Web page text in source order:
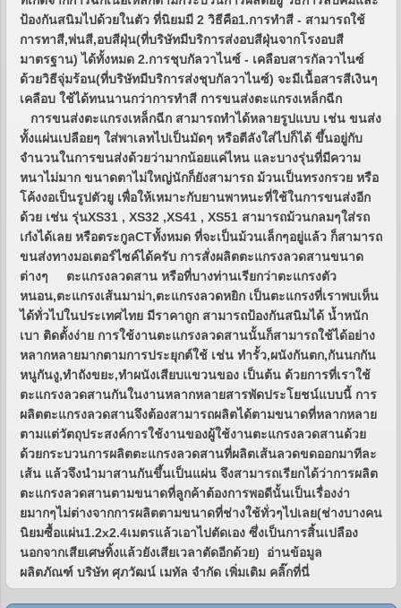
ป้องกันสนิมไปด้วยในตัว ที่นิยมมี 2 วิธีคือ1.การทำสี - สามารถใช้
การทาสี,พ่นสี,อบสีฝุ่น(ที่บริษัทมีบริการส่งอบสีฝุ่นจากโรงอบสี
มาตรฐาน) ได้ทั้งหมด 2.การชุบกัลวาไนซ์ - เคลือบสารกัลวาไนซ์
ด้วยวิธีจุ่มร้อน(ที่บริษัทมีบริการส่งชุบกัลวาไนซ์) จะมีเนื้อสารสีเงินๆ
เคลือบ ใช้ได้ทนนานกว่าการทำสี การขนส่งตะแกรงเหล็กฉีก
การขนส่งตะแกรงเหล็กฉีก สามารถทำได้หลายรูปแบบ เช่น ขนส่ง
ทั้งแผ่นเปลือยๆ ใส่พาเลทไปเป็นมัดๆ หรือตีลังใส่ไปก็ได้ ขึ้นอยู่กับ
จำนวนในการขนส่งด้วยว่ามากน้อยแค่ไหน และบางรุ่นที่มีความ
หนาไม่มาก ขนาดตาไม่ใหญ่นักก็ยังสามารถ ม้วนเป็นทรงกรวย หรือ
โค้งงอเป็นรูปตัวยู เพื่อให้เหมาะกับยานพาหนะที่ใช้ในการขนส่งอีก
ด้วย เช่น รุ่นXS31 , XS32 ,XS41 , XS51 สามารถม้วนกลมๆใส่รถ
เก๋งได้เลย หรือตระกูลCTทั้งหมด ที่จะเป็นม้วนเล็กๆอยู่แล้ว ก็สามารถ
ขนส่งทางมอเตอร์ไซค์ได้ครับ การสั่งผลิตตะแกรงลวดสานขนาด
ต่างๆ ตะแกรงลวดสาน หรือที่บางท่านเรียกว่าตะแกรงตัว
หนอน,ตะแกรงเส้นมาม่า,ตะแกรงลวดหยิก เป็นตะแกรงที่เราพบเห็น
ได้ทั่วไปในประเทศไทย มีราคาถูก สามารถป้องกันสนิมได้ น้ำหนัก
เบา ติดตั้งง่าย การใช้งานตะแกรงลวดสานนั้นก็สามารถใช้ได้อย่าง
หลากหลายมากตามการประยุกต์ใช้ เช่น ทำรั้ว,ผนังกันตก,กันนกกัน
หนูกันงู,ทำถังขยะ,ทำผนังเสียบแขวนของ เป็นต้น ด้วยการที่เราใช้
ตะแกรงลวดสานกันในงานหลากหลายสารพัดประโยชน์แบบนี้ การ
ผลิตตะแกรงลวดสานจึงต้องสามารถผลิตได้ตามขนาดที่หลากหลาย
ตามแต่วัตถุประสงค์การใช้งานของผู้ใช้งานตะแกรงลวดสานด้วย
ด้วยกระบวนการผลิตตะแกรงลวดสานที่ผลิตเส้นลวดขดออกมาทีละ
เส้น แล้วจึงนำมาสานกันขึ้นเป็นแผ่น จึงสามารถเรียกได้ว่าการผลิต
ตะแกรงลวดสานตามขนาดที่ลูกค้าต้องการพอดีนั้นเป็นเรื่องง่า
ยมากๆไม่ต่างจากการผลิตตามขนาดที่ช่างใช้ทั่วๆไปเลย(ช่างบางคน
นิยมซื้อแผ่น1.2x2.4เมตรแล้วเอาไปตัดเอง ซึ่งเป็นการสิ้นเปลือง
นอกจากเสียเศษทิ้งแล้วยังเสียเวลาตัดอีกด้วย) อ่านข้อมูล
ผลิตภัณฑ์ บริษัท ศุภวัฒน์ เมทัล จำกัด เพิ่มเติม คลิ๊กที่นี่